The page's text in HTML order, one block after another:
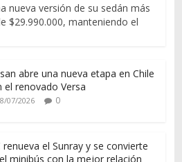
nueva versión de su sedán más
$29.990.000, manteniendo el
abre una nueva etapa en Chile
el renovado Versa
07/2026 0
renueva el Sunray y se convierte
minibús con la mejor relación